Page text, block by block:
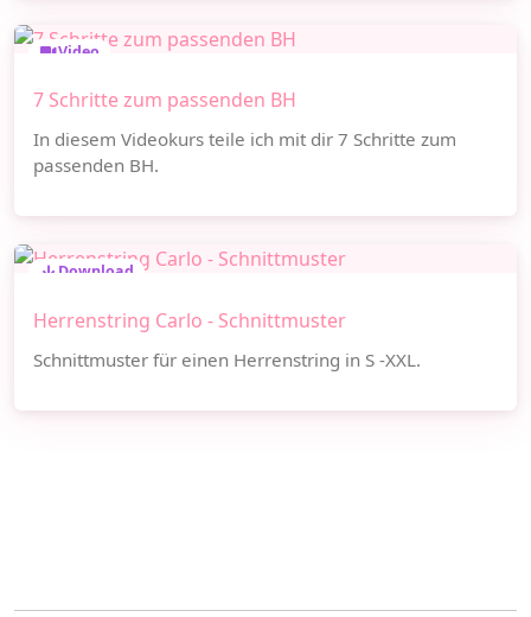
Video
7 Schritte zum passenden BH
In diesem Videokurs teile ich mit dir 7 Schritte zum
passenden BH.
Download
Herrenstring Carlo - Schnittmuster
Schnittmuster für einen Herrenstring in S -XXL.